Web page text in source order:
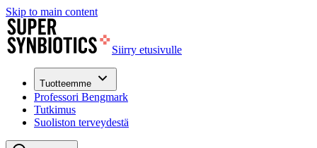
Skip to main content
Siirry etusivulle
Tuotteemme
Professori Bengmark
Tutkimus
Suoliston terveydestä